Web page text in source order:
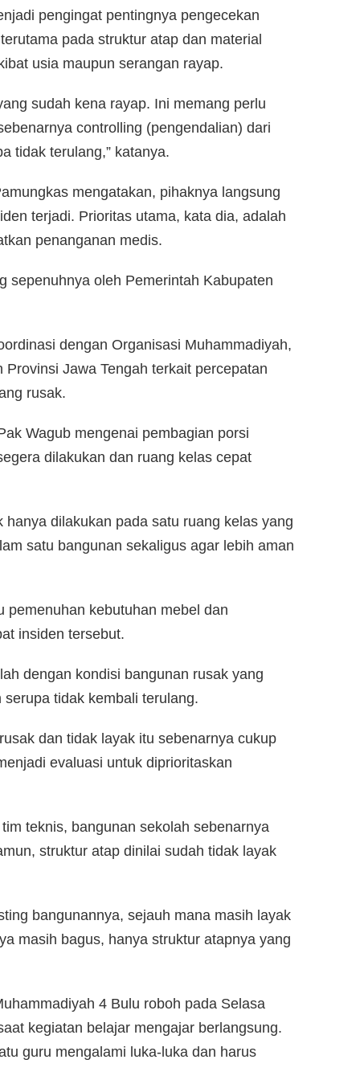
pengingat pentingnya pengecekan
pada struktur atap dan material
usia maupun serangan rayap.
sudah kena rayap. Ini memang perlu
controlling (pengendalian) dari
tidak terulang,” katanya.
mengatakan, pihaknya langsung
terjadi. Prioritas utama, kata dia, adalah
penanganan medis.
sepenuhnya oleh Pemerintah Kabupaten
dengan Organisasi Muhammadiyah,
Jawa Tengah terkait percepatan
rusak.
Wagub mengenai pembagian porsi
dilakukan dan ruang kelas cepat
dilakukan pada satu ruang kelas yang
satu bangunan sekaligus agar lebih aman
pemenuhan kebutuhan mebel dan
insiden tersebut.
dengan kondisi bangunan rusak yang
tidak kembali terulang.
dan tidak layak itu sebenarnya cukup
evaluasi untuk diprioritaskan
teknis, bangunan sekolah sebenarnya
struktur atap dinilai sudah tidak layak
bangunannya, sejauh mana masih layak
masih bagus, hanya struktur atapnya yang
4 Bulu roboh pada Selasa
kegiatan belajar mengajar berlangsung.
guru mengalami luka-luka dan harus